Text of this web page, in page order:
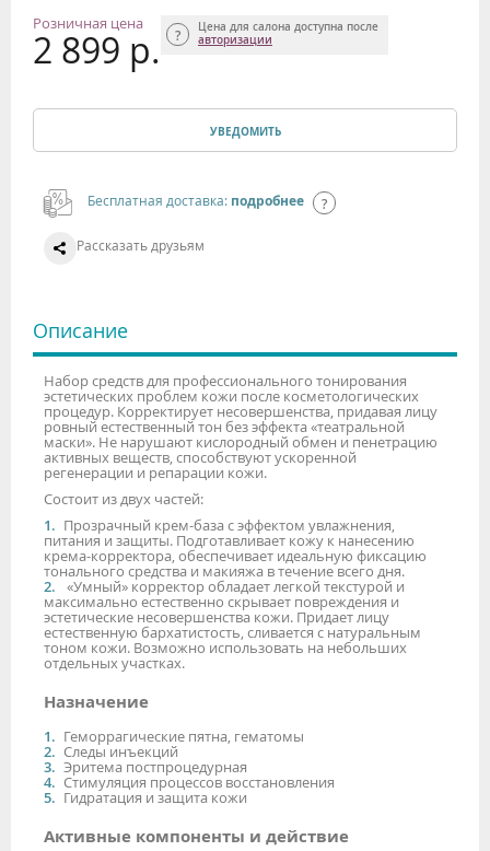
Розничная цена
2 899 р.
Цена для салона доступна после
авторизации
УВЕДОМИТЬ
Бесплатная доставка: подробнее
Рассказать друзьям
Описание
Набор средств для профессионального тонирования
эстетических проблем кожи после косметологических
процедур. Корректирует несовершенства, придавая лицу
ровный естественный тон без эффекта «театральной
маски». Не нарушают кислородный обмен и пенетрацию
активных веществ, способствуют ускоренной
регенерации и репарации кожи.
Состоит из двух частей:
Прозрачный крем-база с эффектом увлажнения,
питания и защиты. Подготавливает кожу к нанесению
крема-корректора, обеспечивает идеальную фиксацию
тонального средства и макияжа в течение всего дня.
«Умный» корректор обладает легкой текстурой и
максимально естественно скрывает повреждения и
эстетические несовершенства кожи. Придает лицу
естественную бархатистость, сливается с натуральным
тоном кожи. Возможно использовать на небольших
отдельных участках.
Назначение
Геморрагические пятна, гематомы
Следы инъекций
Эритема постпроцедурная
Стимуляция процессов восстановления
Гидратация и защита кожи
Активные компоненты и действие